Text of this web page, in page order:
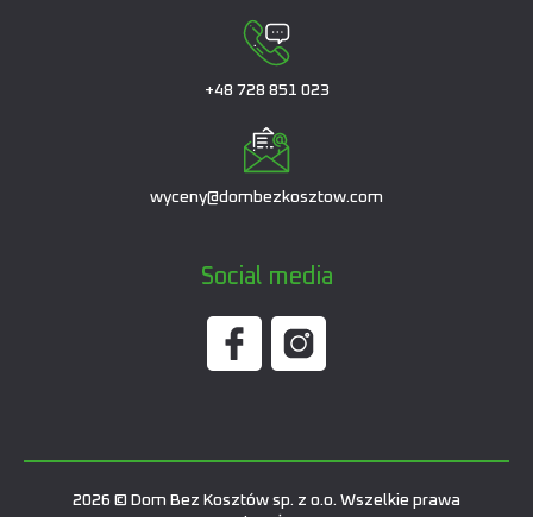
+48 728 851 023
wyceny@dombezkosztow.com
Social media
2026 © Dom Bez Kosztów sp. z o.o. Wszelkie prawa